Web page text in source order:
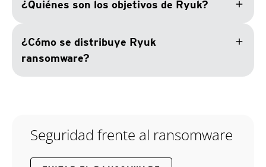
¿Quiénes son los objetivos de Ryuk? add
¿Cómo se distribuye Ryuk
ransomware?
add
Seguridad frente al ransomware